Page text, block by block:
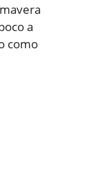
a
como